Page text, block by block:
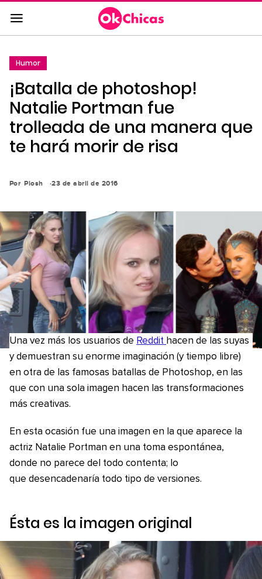
Saltar
al
contenido
a
la
navegación
principal
Humor
¡Batalla de photoshop!
Natalie Portman fue
trolleada de una manera que
te hará morir de risa
Por Piosh 23 de abril de 2016
Una vez más los usuarios de Reddit hacen de las suyas
y demuestran su enorme imaginación (y tiempo libre)
en otra de las famosas batallas de Photoshop, en las
que con una sola imagen hacen las transformaciones
más creativas.
En esta ocasión fue una imagen en la que aparece la
actriz Natalie Portman en una toma espontánea,
donde no parece del todo contenta; lo
que desencadenaría todo tipo de versiones.
Ésta es la imagen original